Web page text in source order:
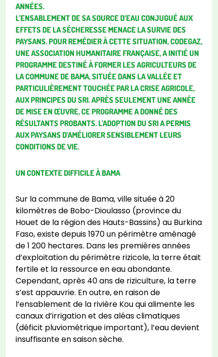
ANNÉES.
L’ENSABLEMENT DE SA SOURCE D’EAU CONJUGUÉ AUX
EFFETS DE LA SÉCHERESSE MENACE LA SURVIE DES
PAYSANS. POUR REMÉDIER À CETTE SITUATION, CODEGAZ,
UNE ASSOCIATION HUMANITAIRE FRANÇAISE, A INITIÉ UN
PROGRAMME DESTINÉ À FORMER LES AGRICULTEURS DE
LA COMMUNE DE BAMA, SITUÉE DANS LA VALLÉE ET
PARTICULIÈREMENT TOUCHÉE PAR LA CRISE AGRICOLE,
AUX PRINCIPES DU SRI. APRÈS SEULEMENT UNE ANNÉE
DE MISE EN ŒUVRE, CE PROGRAMME A DONNÉ DES
RÉSULTANTS PROBANTS. L’ADOPTION DU SRI A PERMIS
AUX PAYSANS D’AMÉLIORER SENSIBLEMENT LEURS
CONDITIONS DE VIE.
UN CONTEXTE DIFFICILE À BAMA
Sur la commune de Bama, ville située à 20
kilomètres de Bobo-Dioulasso (province du
Houet de la région des Hauts-Bassins) au Burkina
Faso, existe depuis 1970 un périmètre aménagé
de 1 200 hectares. Dans les premières années
d’exploitation du périmètre rizicole, la terre était
fertile et la ressource en eau abondante.
Cependant, après 40 ans de riziculture, la terre
s’est appauvrie. En outre, en raison de
l’ensablement de la rivière Kou qui alimente les
canaux d’irrigation et des aléas climatiques
(déficit pluviométrique important), l’eau devient
insuffisante en saison sèche.